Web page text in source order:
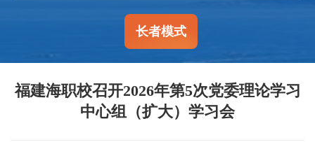
长者模式
福建海职校召开2026年第5次党委理论学习
中心组（扩大）学习会